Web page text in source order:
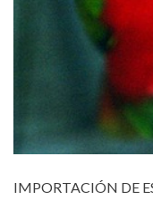
IMPORTACIÓN DE